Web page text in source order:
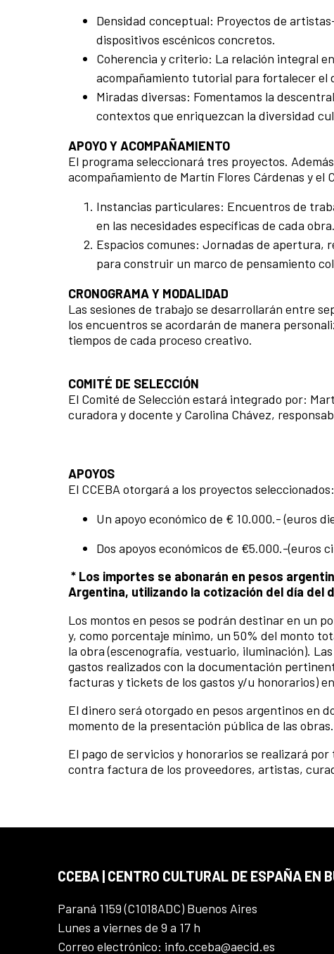
Densidad conceptual: Proyectos de
dispositivos escénicos concretos.
Coherencia y criterio: La relación integral
acompañamiento tutorial para fortalecer el
Miradas diversas: Fomentamos la
contextos que enriquezcan la diversidad
APOYO Y ACOMPAÑAMIENTO
El programa seleccionará tres proyectos.
acompañamiento de Martín Flores Cárdenas y el
Instancias particulares: Encuentros de
en las necesidades específicas de cada obra.
Espacios comunes: Jornadas de apertura,
para construir un marco de pensamiento
CRONOGRAMA Y MODALIDAD
Las sesiones de trabajo se desarrollarán entre
los encuentros se acordarán de manera
tiempos de cada proceso creativo.
COMITÉ DE SELECCIÓN
El Comité de Selección estará integrado por:
curadora y docente y Carolina Chávez,
APOYOS
El CCEBA otorgará a los proyectos seleccionados:
Un apoyo económico de € 10.000.- (euros
Dos apoyos económicos de €5.000.-(euros
* Los importes se abonarán en pesos
Argentina, utilizando la cotización del día del
Los montos en pesos se podrán destinar en un
y, como porcentaje mínimo, un 50% del monto
la obra (escenografía, vestuario, iluminación).
gastos realizados con la documentación
facturas y tickets de los gastos y/u honorarios)
El dinero será otorgado en pesos argentinos en
momento de la presentación pública de las obras.
El pago de servicios y honorarios se realizará
contra factura de los proveedores, artistas,
CCEBA | CENTRO CULTURAL DE ESPAÑA EN
Paraná 1159 (C1018ADC) Buenos Aires
Lunes a viernes de 9 a 17 h
Correo electrónico: info.cceba@aecid.es